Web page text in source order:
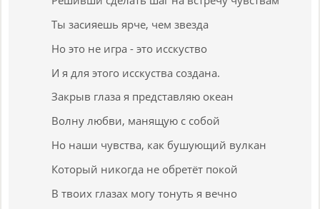
Ты засияешь ярче, чем звезда
Но это не игра - это исскуство
И я для этого исскуства создана.
Закрыв глаза я представляю океан
Волну любви, манящую с собой
Но наши чувства, как бушующий вулкан
Который никогда не обретёт покой
В твоих глазах могу тонуть я вечно